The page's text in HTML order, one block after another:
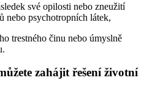
své opilosti nebo zneužití
nebo psychotropních látek,
trestného činu nebo úmyslně
zahájit řešení životní